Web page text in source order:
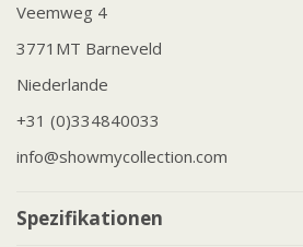
Veemweg 4
3771MT Barneveld
Niederlande
+31 (0)334840033
info@showmycollection.com
Spezifikationen